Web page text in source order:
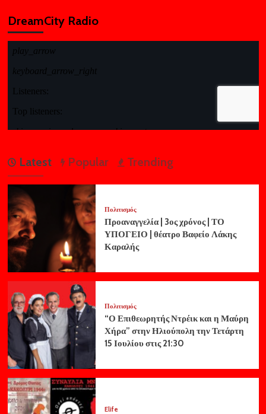
DreamCity Radio
Latest Popular Trending
Πολιτισμός
Προαναγγελία | 3ος χρόνος | ΤΟ
ΥΠΟΓΕΙΟ | θέατρο Βαφείο Λάκης
Καραλής
Πολιτισμός
“Ο Επιθεωρητής Ντρέικ και η Μαύρη
Χήρα” στην Ηλιούπολη την Τετάρτη
15 Ιουλίου στις 21:30
Elife